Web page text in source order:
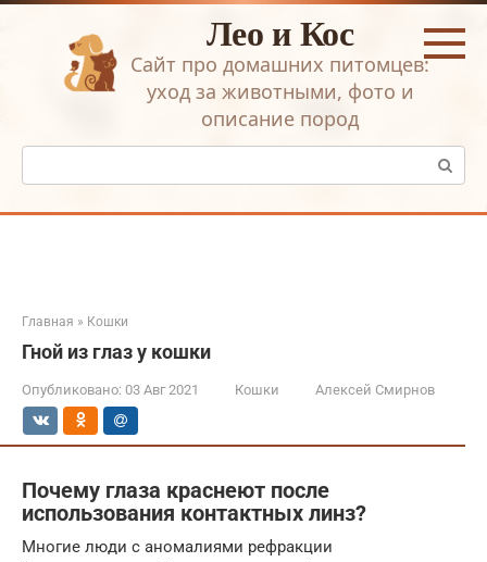
Перейти
Лео и Кос
Сайт про домашних питомцев:
уход за животными, фото и
описание пород
Поиск:
Главная » Кошки
Гной из глаз у кошки
Опубликовано: 03 Авг 2021 Кошки Алексей Смирнов
Почему глаза краснеют после
использования контактных линз?
Многие люди с аномалиями рефракции